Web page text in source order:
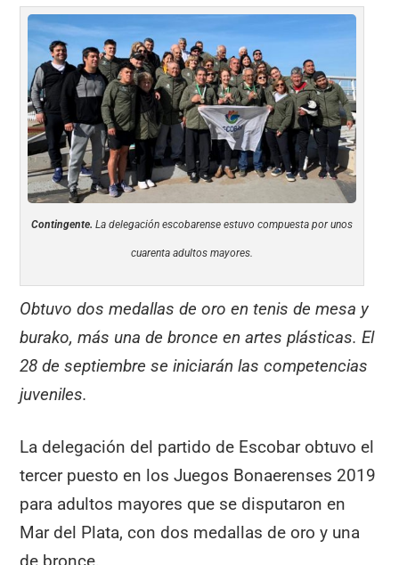
Contingente. La delegación escobarense estuvo compuesta por unos
cuarenta adultos mayores.
Obtuvo dos medallas de oro en tenis de mesa y
burako, más una de bronce en artes plásticas. El
28 de septiembre se iniciarán las competencias
juveniles.
La delegación del partido de Escobar obtuvo el
tercer puesto en los Juegos Bonaerenses 2019
para adultos mayores que se disputaron en
Mar del Plata, con dos medallas de oro y una
de bronce.